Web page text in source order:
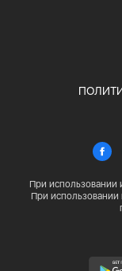
При использовании
При использовании